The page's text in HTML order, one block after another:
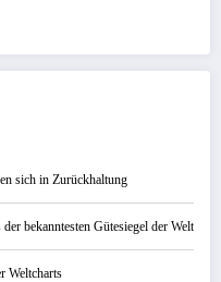
sich in Zurückhaltung
bekanntesten Gütesiegel der Welt
Weltcharts